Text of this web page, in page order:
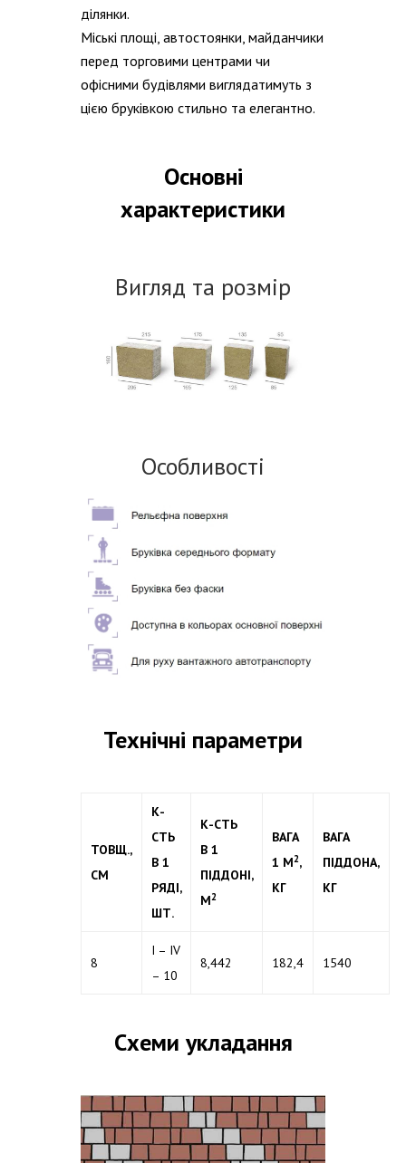
ділянки.
Міські площі, автостоянки, майданчики
перед торговими центрами чи
офісними будівлями виглядатимуть з
цією бруківкою стильно та елегантно.
Основні
характеристики
Вигляд та розмір
Особливості
Технічні параметри
ТОВЩ.,
СМ
К-
СТЬ
В 1
РЯДІ,
ШТ.
К-СТЬ
В 1
ПІДДОНІ,
М2
ВАГА
1 М2,
КГ
ВАГА
ПІДДОНА,
КГ
8
I – IV
– 10
8,442 182,4 1540
Схеми укладання